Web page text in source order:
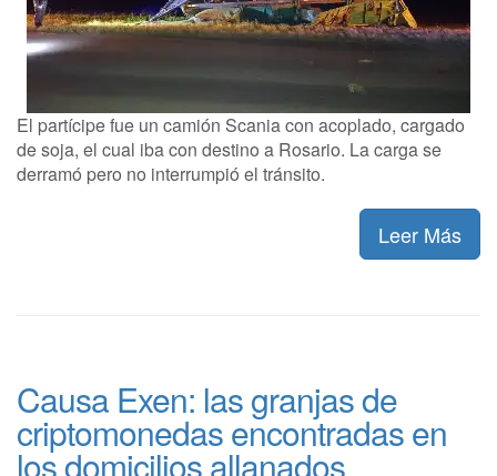
El partícipe fue un camión Scania con acoplado, cargado
de soja, el cual iba con destino a Rosario. La carga se
derramó pero no interrumpió el tránsito.
Leer Más
Causa Exen: las granjas de
criptomonedas encontradas en
los domicilios allanados